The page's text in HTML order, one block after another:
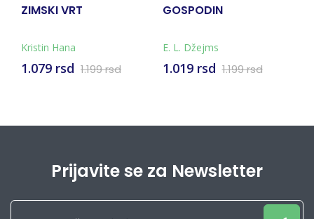
ZIMSKI VRT
Kristin Hana
1.079 rsd 1.199 rsd
GOSPODIN
E. L. Džejms
1.019 rsd 1.199 rsd
Prijavite se za Newsletter